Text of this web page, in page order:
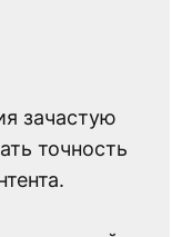
зачастую
точность